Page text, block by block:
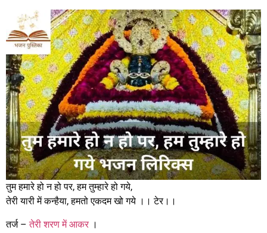
तुम हमारे हो न हो पर, हम तुम्हारे हो गये,
तेरी यारी में कन्हैया, हमतो एकदम खो गये ।। टेर।।
तर्ज –तेरी शरण में आकर ।